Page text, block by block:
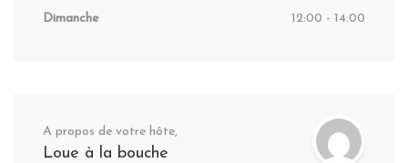
Dimanche
12:00 - 14:00
A propos de votre hôte,
Loue à la bouche